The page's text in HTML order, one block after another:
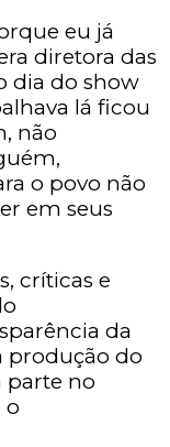
eu já
diretora das
dia do show
lá ficou
não
o povo não
em seus
críticas e
da
produção do
parte no
o